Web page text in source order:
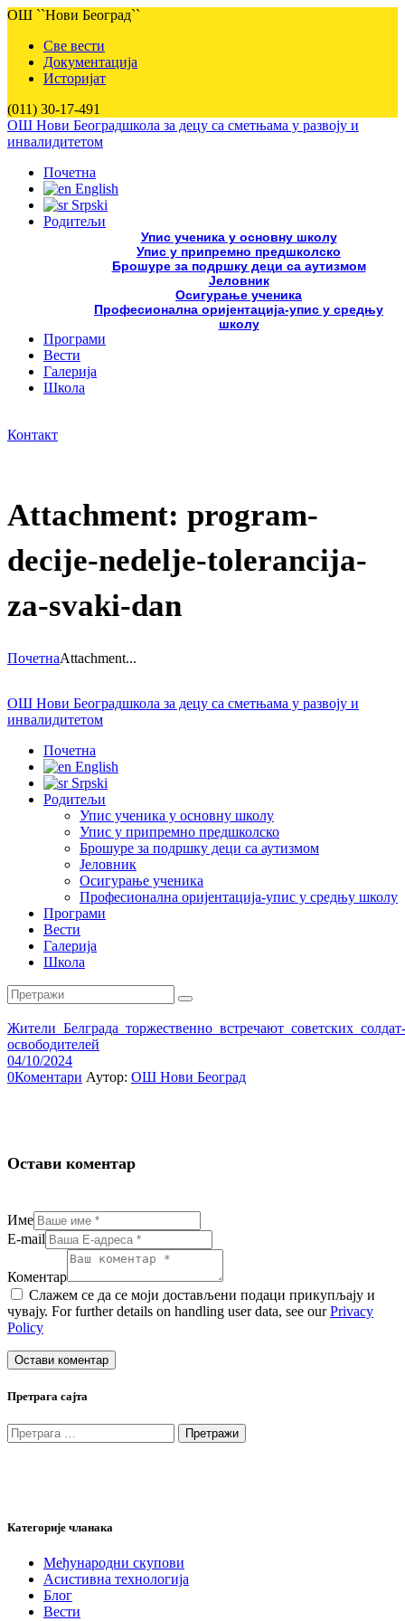
ОШ ``Нови Београд``
Све вести
Документација
Историјат
(011) 30-17-491
ОШ Нови Београдшкола за децу са сметњама у развоју и
инвалидитетом
Почетна
English
Srpski
Родитељи
Упис ученика у основну школу
Упис у припремно предшколско
Брошуре за подршку деци са аутизмом
Јеловник
Осигурање ученика
Професионална оријентација-упис у средњу
школу
Програми
Вести
Галерија
Школа
Контакт
Attachment: program-
decije-nedelje-tolerancija-
za-svaki-dan
ПочетнаAttachment...
ОШ Нови Београдшкола за децу са сметњама у развоју и
инвалидитетом
Почетна
English
Srpski
Родитељи
Упис ученика у основну школу
Упис у припремно предшколско
Брошуре за подршку деци са аутизмом
Јеловник
Осигурање ученика
Професионална оријентација-упис у средњу школу
Програми
Вести
Галерија
Школа
Жители_Белграда_торжественно_встречают_советских_солдат-
освободителей
04/10/2024
0Коментари Аутор: ОШ Нови Београд
Остави коментар
Име
E-mail
Коментар
Слажем се да се моји достављени подаци прикупљају и
чувају. For further details on handling user data, see ourPrivacy
Policy
Претрага сајта
Претрага
за:
Категорије чланака
Међународни скупови
Асистивна технологија
Блог
Вести